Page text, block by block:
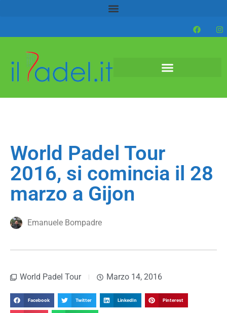
World Padel Tour
2016, si comincia il 28
marzo a Gijon
Emanuele Bompadre
World Padel Tour Marzo 14, 2016
Facebook Twitter LinkedIn Pinterest